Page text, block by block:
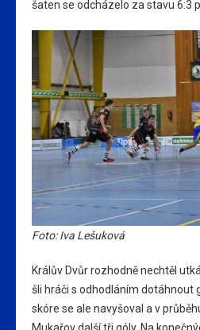
šaten se odcházelo za stavu 6:3
Foto: Iva Lešuková
Králův Dvůr rozhodně nechtěl
šli hráči s odhodláním dotáhnout
skóre se ale navyšoval a v
Mukařov další tři góly. Na